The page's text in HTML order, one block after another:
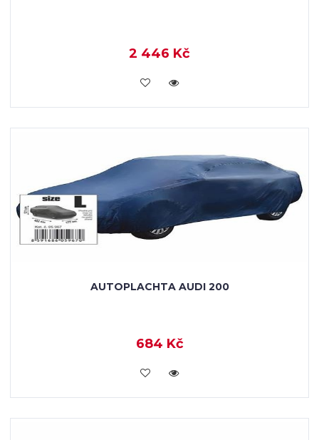
2 446 Kč
KOUPIT
AUTOPLACHTA AUDI 200
684 Kč
KOUPIT